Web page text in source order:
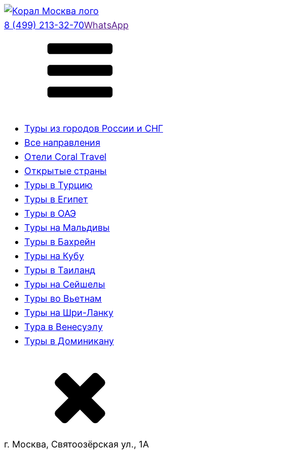
8 (499) 213-32-70WhatsApp
Туры из городов России и СНГ
Все направления
Отели Coral Travel
Открытые страны
Туры в Турцию
Туры в Египет
Туры в ОАЭ
Туры на Мальдивы
Туры в Бахрейн
Туры на Кубу
Туры в Таиланд
Туры на Сейшелы
Туры во Вьетнам
Туры на Шри-Ланку
Тура в Венесуэлу
Туры в Доминикану
г. Москва, Святоозёрская ул., 1А